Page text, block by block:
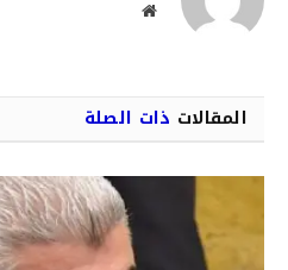
موقع
المقالات ذات الصلة